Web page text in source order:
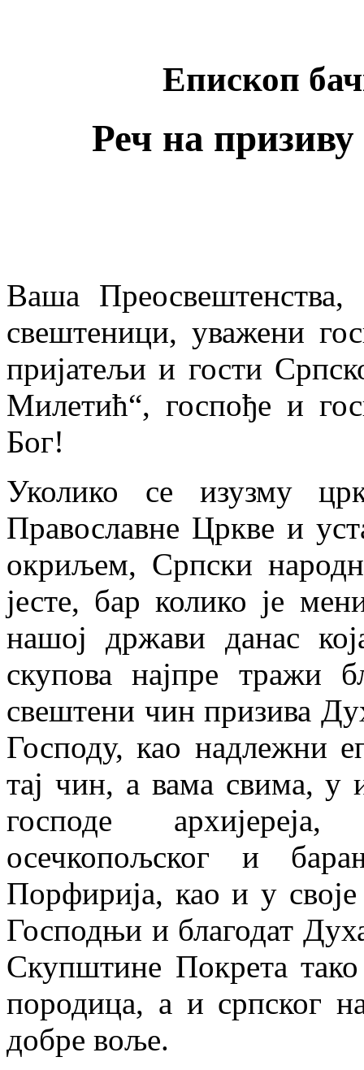
Епископ
Реч на
Ваша
свештеници, уважени
пријатељи и гости
Милетић“, госпође и
Бог!
Уколико се изузму
Православне Цркве и
окриљем, Српски
јесте, бар колико је
нашој држави данас
скупова најпре тражи
свештени чин призива
Господу, као надлежни
тај чин, а вама свима, у
господе
осечкопољског и
Порфирија, као и у
Господњи и благодат
Скупштине Покрета
породица, а и српског
добре воље.